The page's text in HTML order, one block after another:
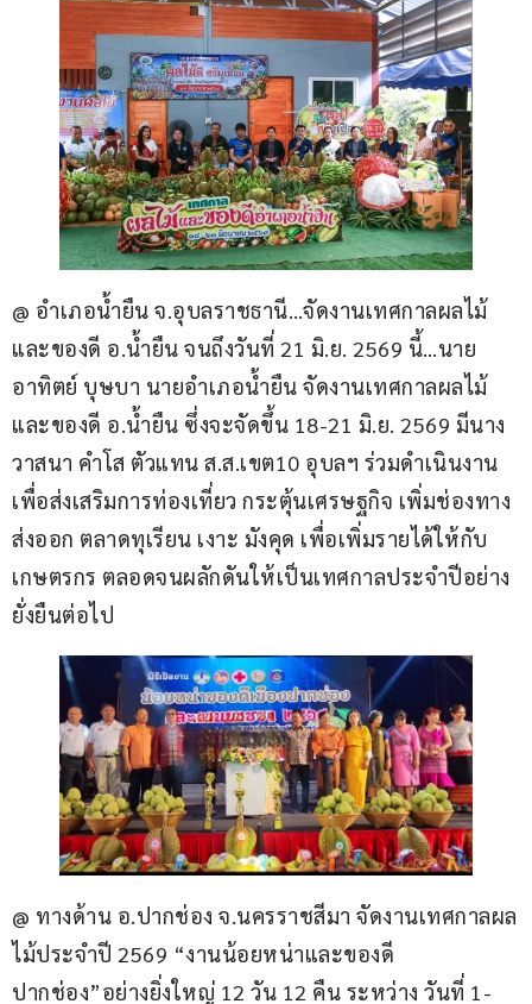
@ อำเภอน้ำยืน จ.อุบลราชธานี…จัดงานเทศกาลผลไม้
และของดี อ.น้ำยืน จนถึงวันที่ 21 มิ.ย. 2569 นี้…นาย
อาทิตย์ บุษบา นายอำเภอน้ำยืน จัดงานเทศกาลผลไม้
และของดี อ.น้ำยืน ซึ่งจะจัดขึ้น 18-21 มิ.ย. 2569 มีนาง
วาสนา คำโส ตัวแทน ส.ส.เขต10 อุบลฯ ร่วมดำเนินงาน
เพื่อส่งเสริมการท่องเที่ยว กระตุ้นเศรษฐกิจ เพิ่มช่องทาง
ส่งออก ตลาดทุเรียน เงาะ มังคุด เพื่อเพิ่มรายได้ให้กับ
เกษตรกร ตลอดจนผลักดันให้เป็นเทศกาลประจำปีอย่าง
ยั่งยืนต่อไป
@ ทางด้าน อ.ปากช่อง จ.นครราชสีมา จัดงานเทศกาลผล
ไม้ประจำปี 2569 “งานน้อยหน่าและของดี
ปากช่อง”อย่างยิ่งใหญ่ 12 วัน 12 คืน ระหว่าง วันที่ 1-